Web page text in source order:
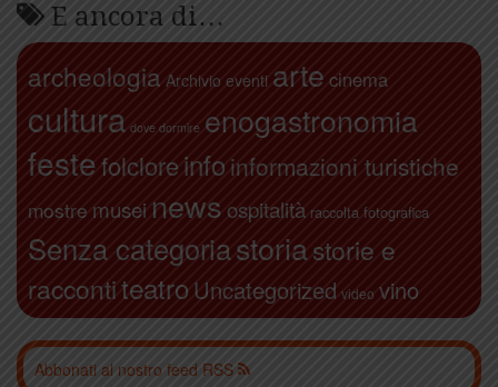
E ancora di…
archeologia Archivio eventi arte cinema
cultura dove dormire enogastronomia
festefolcloreinfo informazioni turistiche
mostre musei news ospitalità raccolta fotografica
Senza categoriastoriastorie e
raccontiteatro Uncategorized video vino
Abbonati al nostro feed RSS